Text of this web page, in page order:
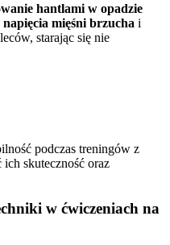
hantlami w opadzie
mięśni brzucha i
starając się nie
podczas treningów z
skuteczność oraz
w ćwiczeniach na